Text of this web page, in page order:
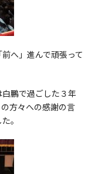
へ」進んで頑張って
鵬で過ごした３年
方々への感謝の言
。